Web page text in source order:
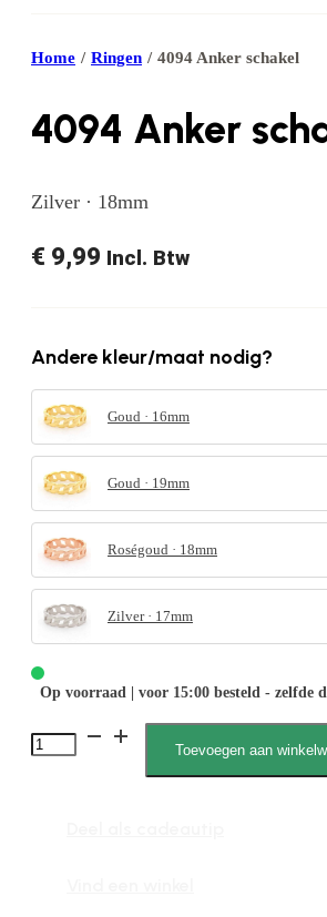
Home / Ringen / 4094 Anker schakel
4094 Anker
Zilver · 18mm
€ 9,99 Incl. Btw
Andere kleur/maat nodig?
Goud · 16mm
Goud · 19mm
Roségoud · 18mm
Zilver · 17mm
Op voorraad | voor 15:00 besteld - zelfde
4094
Toevoegen aan